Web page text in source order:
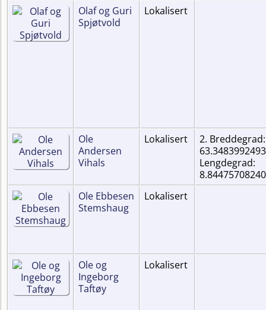
Olaf og Guri
Spjøtvold
Lokalisert
Ole
Andersen
Vihals
Lokalisert
2. Breddegrad:
Lengdegrad:
Ole Ebbesen
Stemshaug
Lokalisert
Ole og
Ingeborg
Taftøy
Lokalisert